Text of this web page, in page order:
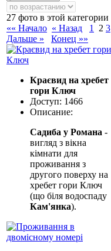
27 фото в этой категории
«« Начало « Назад 1 2 3
Дальше »
Конец »»
Краєвид на хребет
гори Ключ
Доступ: 1466
Описание:
Садиба у Романа -
вигляд з вікна
кімнати для
проживання з
другого поверху на
хребет гори Ключ
(що біля водоспаду
Кам'янка).